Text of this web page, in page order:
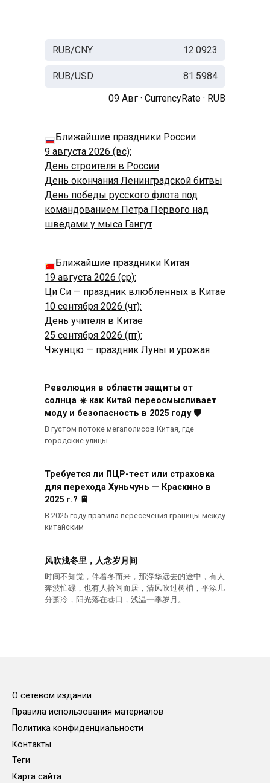
RUB/CNY 12.0923
RUB/USD
81.5984
09 Авг · CurrencyRate · RUB
Ближайшие праздники России
9 августа 2026 (вс):
День строителя в России
День окончания Ленинградской битвы
День победы русского флота под
командованием Петра Первого над
шведами у мыса Гангут
Ближайшие праздники Китая
19 августа 2026 (ср):
Ци Си — праздник влюбленных в Китае
10 сентября 2026 (чт):
День учителя в Китае
25 сентября 2026 (пт):
Чжунцю — праздник Луны и урожая
Революция в области защиты от
солнца ☀️ как Китай переосмысливает
моду и безопасность в 2025 году 🛡️
В густом потоке мегаполисов Китая, где
городские улицы
Требуется ли ПЦР-тест или страховка
для перехода Хуньчунь — Краскино в
2025 г.? 🚆
В 2025 году правила пересечения границы между
китайским
风吹浅冬里，人念岁月间
时间不知觉，伴着冬而来，那浮华远去的途中，有人
奔波忙碌，也有人拾闲而居，清风吹过树梢，平添几
分萧冷，阳光落在巷口，浅温一季岁月。
О сетевом издании
Правила использования материалов
Политика конфиденциальности
Контакты
Теги
Карта сайта